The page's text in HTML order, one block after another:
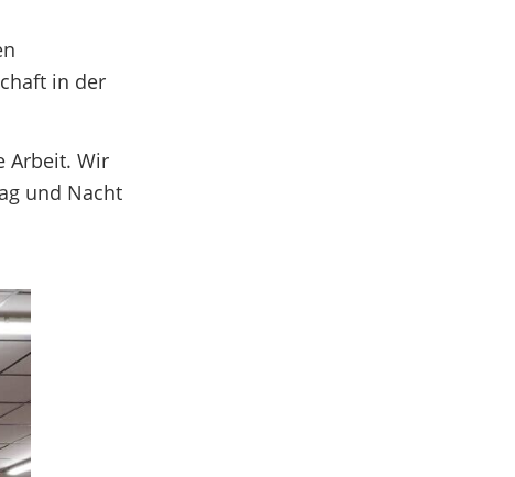
in der
Arbeit. Wir
und Nacht